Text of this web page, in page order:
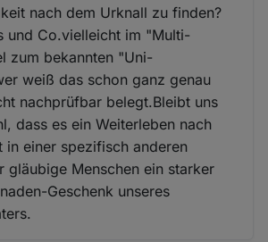
nach dem Urknall zu finden?
und Co.vielleicht im "Multi-
zum bekannten "Uni-
weiß das schon ganz genau
nachprüfbar belegt.Bleibt uns
dass es ein Weiterleben nach
in einer spezifisch anderen
gläubige Menschen ein starker
Geschenk unseres